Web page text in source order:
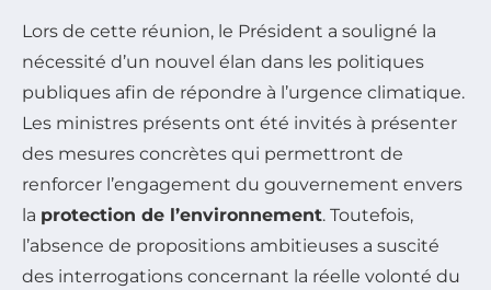
Lors de cette réunion, le Président a souligné la
nécessité d’un nouvel élan dans les politiques
publiques afin de répondre à l’urgence climatique.
Les ministres présents ont été invités à présenter
des mesures concrètes qui permettront de
renforcer l’engagement du gouvernement envers
la protection de l’environnement. Toutefois,
l’absence de propositions ambitieuses a suscité
des interrogations concernant la réelle volonté du